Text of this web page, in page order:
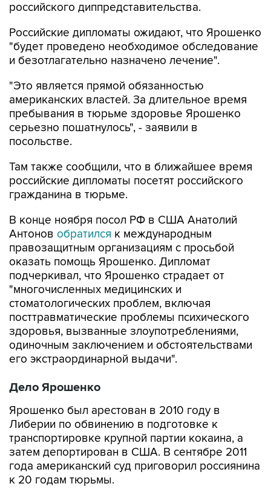
российского диппредставительства.
Российские дипломаты ожидают, что Ярошенко
"будет проведено необходимое обследование
и безотлагательно назначено лечение".
"Это является прямой обязанностью
американских властей. За длительное время
пребывания в тюрьме здоровье Ярошенко
серьезно пошатнулось", - заявили в
посольстве.
Там также сообщили, что в ближайшее время
российские дипломаты посетят российского
гражданина в тюрьме.
В конце ноября посол РФ в США Анатолий
Антонов обратился к международным
правозащитным организациям с просьбой
оказать помощь Ярошенко. Дипломат
подчеркивал, что Ярошенко страдает от
"многочисленных медицинских и
стоматологических проблем, включая
посттравматические проблемы психического
здоровья, вызванные злоупотреблениями,
одиночным заключением и обстоятельствами
его экстраординарной выдачи".
Дело Ярошенко
Ярошенко был арестован в 2010 году в
Либерии по обвинению в подготовке к
транспортировке крупной партии кокаина, а
затем депортирован в США. В сентябре 2011
года американский суд приговорил россиянина
к 20 годам тюрьмы.